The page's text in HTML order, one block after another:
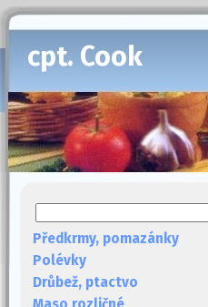
cpt. Cook
Předkrmy, pomazánky
Polévky
Drůbež, ptactvo